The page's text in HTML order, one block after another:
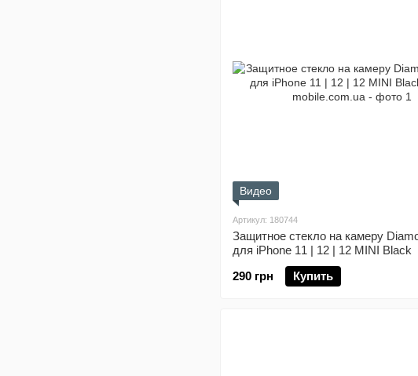
Видео
Артикул: 180744
Защитное стекло на камеру
для iPhone 11 | 12 | 12 MINI Black
290 грн
Купить